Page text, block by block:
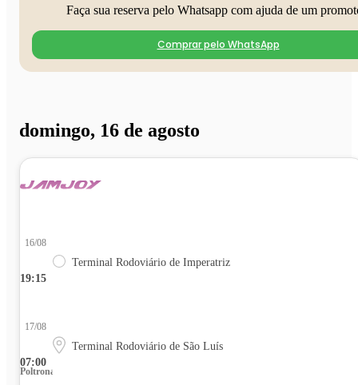
Faça sua reserva pelo Whatsapp com ajuda de um
Comprar pelo WhatsApp
domingo, 16 de agosto
19:15
16/08
Terminal Rodoviário de Imperatriz
07:00
17/08
Terminal Rodoviário de São Luís
Poltrona